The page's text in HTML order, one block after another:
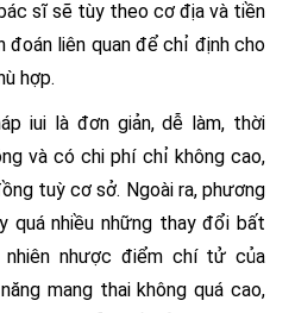
sĩ sẽ tùy theo cơ địa và tiền
đoán liên quan để chỉ định cho
hợp.
iui là đơn giản, dễ làm, thời
và có chi phí chỉ không cao,
tuỳ cơ sở. Ngoài ra, phương
quá nhiều những thay đổi bất
nhược điểm chí tử của
mang thai không quá cao,